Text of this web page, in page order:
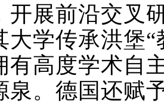
开展前沿交叉
大学传承洪堡
有高度学术自
泉。德国还赋